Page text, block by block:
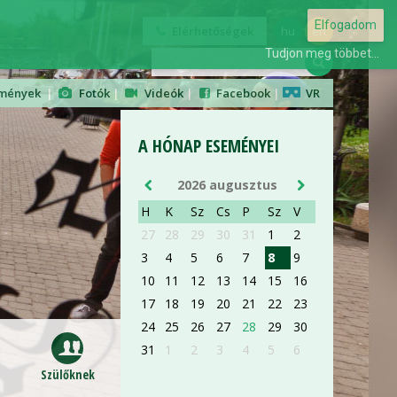
hu en
| Fotók| Videók | Facebook | VR
Szülőknek
A HÓNAP ESEMÉNYEI
2026 augusztus
H
K Sz Cs P Sz
V
27
28 29 30 31 1
2
3
4 5 6 7 8
9
10
11 12 13 14 15
16
17
18 19 20 21 22
23
24
25 26 27 28 29
30
31
1 2 3 4 5 6
AUG 28
ORIENTÁCIÓS NAP
ELSŐÉVES ORVOS- ÉS
GYÓGYSZERÉSZHALLGATÓKNAK
részletek »
Elfogadom
Tudjon meg többet...